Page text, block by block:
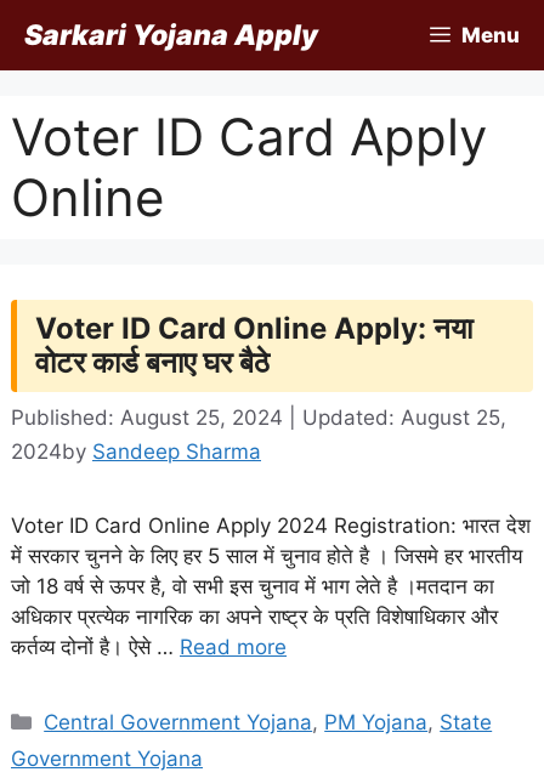
content
Sarkari Yojana Apply Menu
Voter ID Card Apply
Online
Voter ID Card Online Apply: नया
वोटर कार्ड बनाए घर बैठे
Published: August 25, 2024 | Updated: August 25,
2024by Sandeep Sharma
Voter ID Card Online Apply 2024 Registration: भारत देश
में सरकार चुनने के लिए हर 5 साल में चुनाव होते है । जिसमे हर भारतीय
जो 18 वर्ष से ऊपर है, वो सभी इस चुनाव में भाग लेते है ।मतदान का
अधिकार प्रत्येक नागरिक का अपने राष्ट्र के प्रति विशेषाधिकार और
कर्तव्य दोनों है। ऐसे … Read more
Categories
Central Government Yojana, PM Yojana, State
Government Yojana